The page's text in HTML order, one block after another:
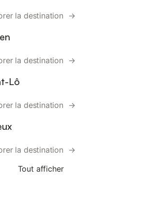
la destination →
la destination →
Lô
la destination →
la destination →
Tout afficher